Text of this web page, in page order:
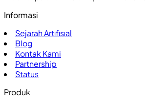
Informasi
Sejarah Artıfısıal
Blog
Kontak Kami
Partnership
Status
Produk